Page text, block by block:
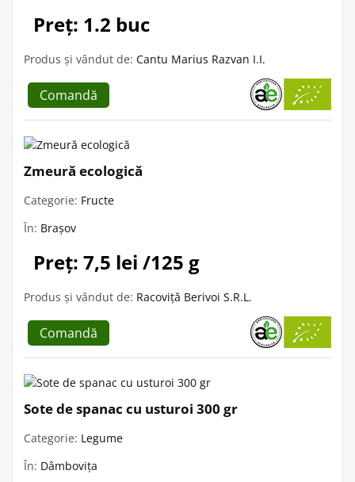
Preț: 1.2 buc
Produs și vândut de: Cantu Marius Razvan I.I.
Comandă
Zmeură ecologică
Categorie: Fructe
În: Brașov
Preț: 7,5 lei /125 g
Produs și vândut de: Racoviță Berivoi S.R.L.
Comandă
Sote de spanac cu usturoi 300 gr
Categorie: Legume
În: Dâmbovița